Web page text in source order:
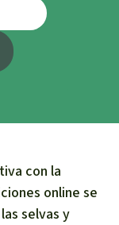
con la
online se
selvas y